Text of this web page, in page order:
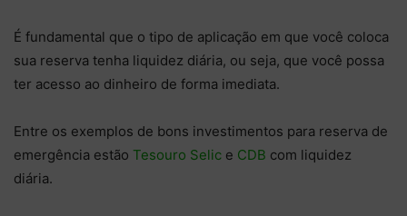
É fundamental que o tipo de aplicação em que você coloca
sua reserva tenha liquidez diária, ou seja, que você possa
ter acesso ao dinheiro de forma imediata.
Entre os exemplos de bons investimentos para reserva de
emergência estão Tesouro Selic e CDB com liquidez
diária.